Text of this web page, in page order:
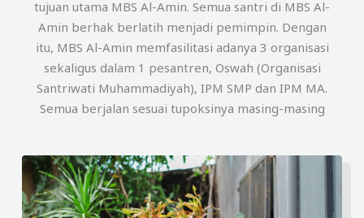
tujuan utama MBS Al-Amin. Semua santri di MBS Al-
Amin berhak berlatih menjadi pemimpin. Dengan
itu, MBS Al-Amin memfasilitasi adanya 3 organisasi
sekaligus dalam 1 pesantren, Oswah (Organisasi
Santriwati Muhammadiyah), IPM SMP dan IPM MA.
Semua berjalan sesuai tupoksinya masing-masing